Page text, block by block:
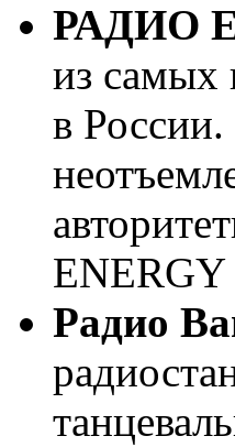
РАДИО
из самых
в
ENERGY
Радио